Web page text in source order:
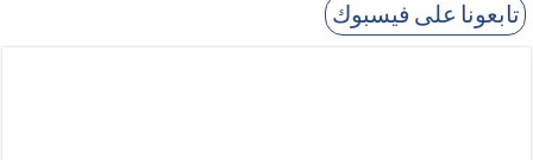
تابعونا على فيسبوك